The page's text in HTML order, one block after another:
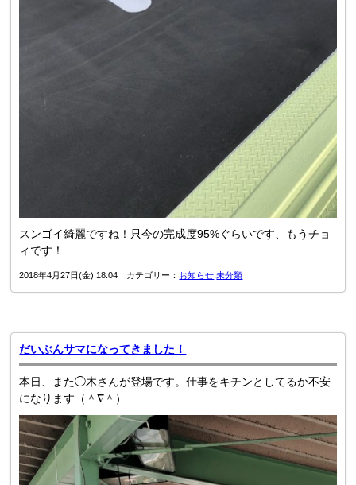
スンゴイ綺麗ですね！只今の完成度95%ぐらいです、もうチョ
ィです！
2018年4月27日(金) 18:04｜カテゴリー： お知らせ ,未分類
だいぶんサマになってきました！
本日、また◯木さんが登場です。仕事をキチンとしてるか不安
になります（＾∇＾）